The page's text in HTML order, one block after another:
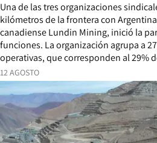
12 AGOSTO
Una de las tres organizaciones
kilómetros de la frontera con
canadiense Lundin Mining, inició la
funciones. La organización agrupa a
operativas, que corresponden al 29%